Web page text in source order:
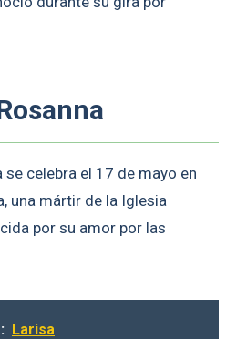
se celebra el 17 de mayo en
una mártir de la Iglesia
por su amor por las
Larisa